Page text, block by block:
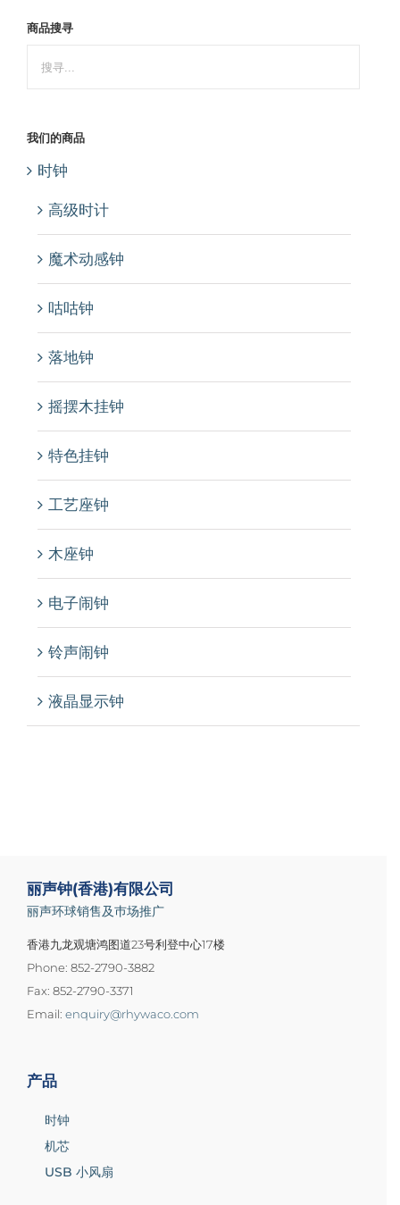
商品搜寻
我们的商品
时钟
高级时计
魔术动感钟
咕咕钟
落地钟
摇摆木挂钟
特色挂钟
工艺座钟
木座钟
电子闹钟
铃声闹钟
液晶显示钟
丽声钟(香港)有限公司
丽声环球销售及巿场推广
香港九龙观塘鸿图道23号利登中心17楼
Phone: 852-2790-3882
Fax: 852-2790-3371
Email: enquiry@rhywaco.com
产品
时钟
机芯
USB 小风扇